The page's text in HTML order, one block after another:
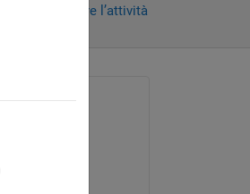
per seguire l’attività